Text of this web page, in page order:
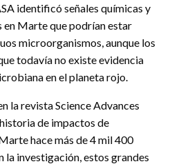
identificó señales químicas y
Marte que podrían estar
microorganismos, aunque los
todavía no existe evidencia
en el planeta rojo.
la revista Science Advances
de impactos de
hace más de 4 mil 400
la investigación, estos grandes